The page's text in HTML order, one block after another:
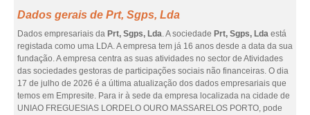
Dados gerais de Prt, Sgps, Lda
Dados empresariais da Prt, Sgps, Lda. A sociedade Prt, Sgps, Lda está
registada como uma LDA. A empresa tem já 16 anos desde a data da sua
fundação. A empresa centra as suas atividades no sector de Atividades
das sociedades gestoras de participações sociais não financeiras. O dia
17 de julho de 2026 é a última atualização dos dados empresariais que
temos em Empresite. Para ir à sede da empresa localizada na cidade de
UNIAO FREGUESIAS LORDELO OURO MASSARELOS PORTO, pode